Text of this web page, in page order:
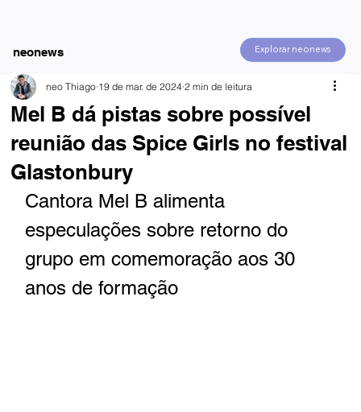
Explorar neonews
neonews
Mel B dá pistas sobre possível
reunião das Spice Girls no festival
Glastonbury
neo Thiago 19 de mar. de 2024 2 min de leitura
Cantora Mel B alimenta
especulações sobre retorno do
grupo em comemoração aos 30
anos de formação